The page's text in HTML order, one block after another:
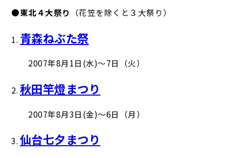
●東北４大祭り （花笠を除くと３大祭り）
1. 青森ねぶた祭
2007年8月1日(水)～7日（火）
2. 秋田竿燈まつり
2007年8月3日(金)～6日（月）
3. 仙台七夕まつり